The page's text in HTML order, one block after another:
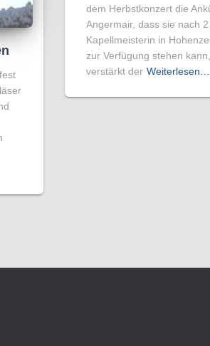
dem Herbstkonzert die
Angermair, dass sie nach
Kapellmeisterin in
zur Verfügung stehen
verstärkt der Weiterlesen…